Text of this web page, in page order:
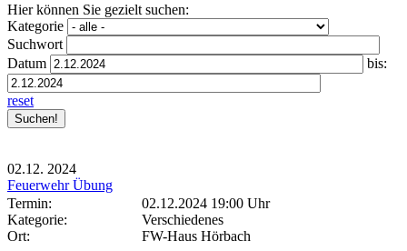
Hier können Sie gezielt suchen:
Kategorie
Suchwort
Datum
bis:
reset
02.12. 2024
Feuerwehr Übung
Termin:
02.12.2024 19:00 Uhr
Kategorie:
Verschiedenes
Ort:
FW-Haus Hörbach